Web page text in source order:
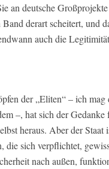
an deutsche
Band derart scheitert, und
auch die Legitimität
der „Eliten“ – ich
–, hat sich der Gedanke
heraus. Aber der
die sich verpflichtet,
nach außen,